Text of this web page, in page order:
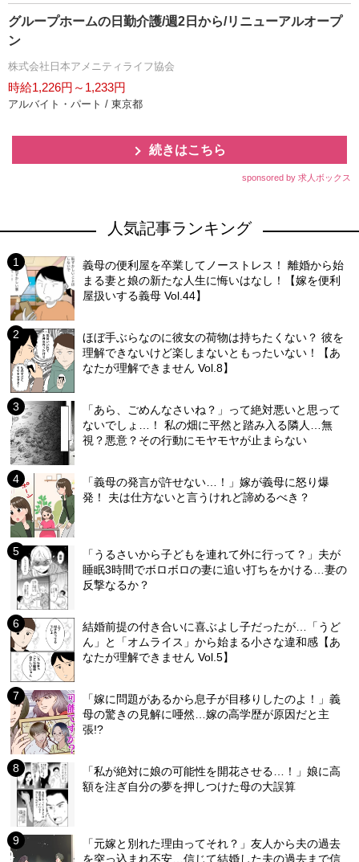
グループホームの日勤介護/週2日から/リニューアルオープ
ン
株式会社日本アメニティライフ協会
時給1,226円～1,233円
アルバイト・パート / 東京都
続きはこちら
sponsored by 求人ボックス
人気記事ランキング
義母の便利屋を卒業してノーストレス！ 離婚から始
まる妻と娘の新たな人生に悔いはなし！【嫁を便利
屋扱いする義母 Vol.44】
ほぼ手ぶらなのに彼女の荷物は持ちたくない？ 彼を
理解できないけど楽しまないともったいない！【あ
なたが理解できません Vol.8】
「あら、ごめんなさいね？」って絶対悪いと思って
ないでしょ…！ 私の畑に平然と踏み入る隣人…無
視？悪意？その行動にモヤモヤが止まらない
「義母の発言が許せない…！」嫁が義母に怒り爆
発！ 夫は仕方ないと言うけれど諦めるべき？
「うるさいから子どもを連れて外に行って？」夫が
睡眠3時間でボロボロの妻に追い打ちをかける…妻の
反撃なるか？
結婚前提の付き合いに喜ぶよし子だったが…「うど
ん」と「オムライス」から始まる小さな違和感【あ
なたが理解できません Vol.5】
「嫁に問題があるから息子が目移りしたのよ！」義
母の驚きの見解に唖然…嫁の高学歴が原因だと主
張!?
「私が絶対に娘の可能性を開花させる…！」娘に高
額を注ぎ自分の夢を押しつけた母の大誤算
「元嫁と別れた理由ってそれ？」友人から夫の過去
を突っ込まれ不安…信じて結婚した夫の過去まで信